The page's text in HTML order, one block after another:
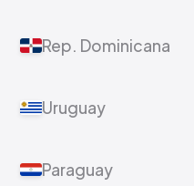
Rep. Dominicana
Uruguay
Paraguay